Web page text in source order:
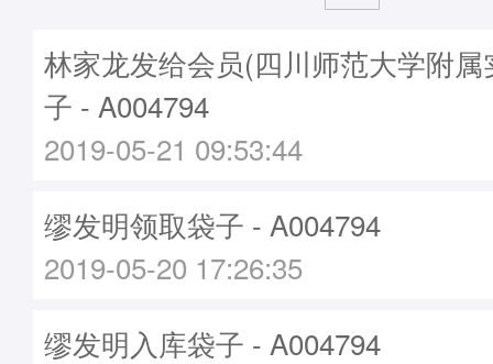
林家龙发给会员(四川师范大学附
子 - A004794
2019-05-21 09:53:44
缪发明领取袋子 - A004794
2019-05-20 17:26:35
缪发明入库袋子 - A004794